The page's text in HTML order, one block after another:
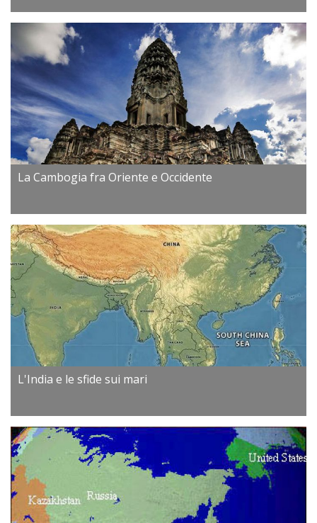
La Cambogia fra Oriente e Occidente
L'India e le sfide sui mari